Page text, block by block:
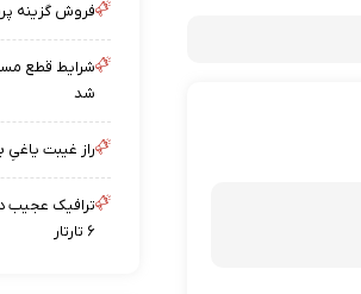
فروش گزینه پرسپولیس
شرایط قطع
شد
راز غیبت
ترافیک عجیب
۶ تارتار